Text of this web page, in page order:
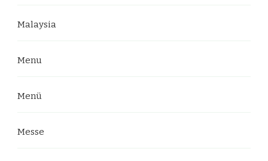
Malaysia
Menu
Menü
Messe